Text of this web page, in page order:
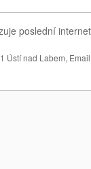
poslední
Ústí nad Labem,